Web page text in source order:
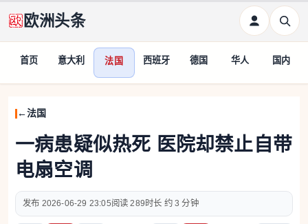
欧洲头条
首页 意大利 法国 西班牙 德国 华人 国内
法国
一病患疑似热死 医院却禁止自带
电扇空调
2026-06-29 23:05 289 约 3 分钟